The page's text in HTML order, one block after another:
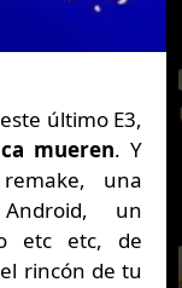
último E3,
mueren. Y
una
un
etc etc, de
rincón de tu